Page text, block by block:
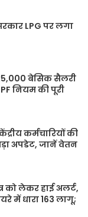
LPG पर लगा
बेसिक सैलरी
नियम की पूरी
कर्मचारियों की
अपडेट, जानें वेतन
लेकर हाई अलर्ट,
में धारा 163 लागू;